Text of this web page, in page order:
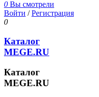
0 Вы смотрели
Войти /Регистрация
0
Каталог
MEGE.RU
Каталог
MEGE.RU